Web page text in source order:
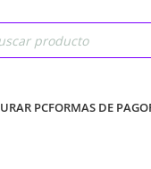
PCFORMAS DE PAGO